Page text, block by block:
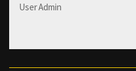
User Admin